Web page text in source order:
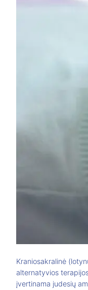
Kraniosakralinė
alternatyvios
įvertinama judesių